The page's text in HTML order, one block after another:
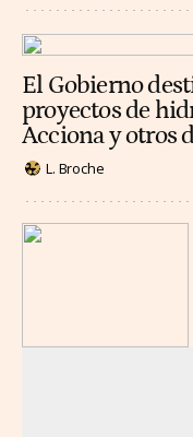
El Gobierno
proyectos de
Acciona y otros
L. Broche